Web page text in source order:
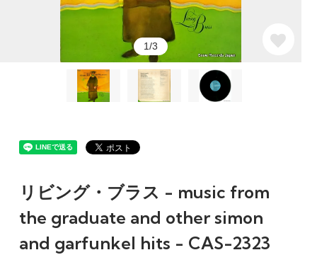
1/3
リビング・ブラス - music from
the graduate and other simon
and garfunkel hits - CAS-2323